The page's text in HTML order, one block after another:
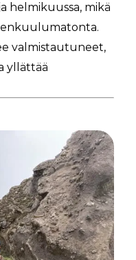
helmikuussa, mikä
valmistautuneet,
yllättää